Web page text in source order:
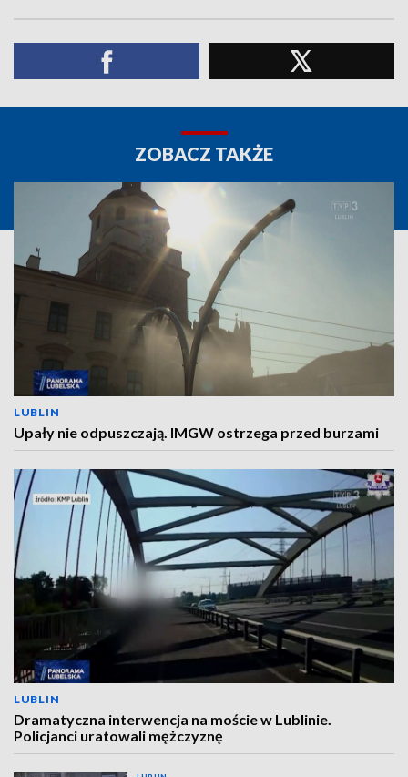
ZOBACZ TAKŻE
LUBLIN
Upały nie odpuszczają. IMGW ostrzega przed burzami
LUBLIN
Dramatyczna interwencja na moście w Lublinie.
Policjanci uratowali mężczyznę